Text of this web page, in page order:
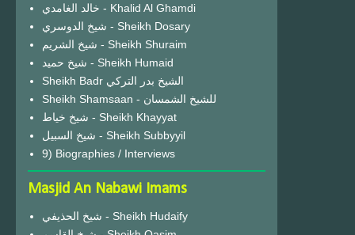
خالد الغامدي - Khalid Al Ghamdi
شيخ الدوسري - Sheikh Dosary
شيخ الشريم - Sheikh Shuraim
شيخ حميد - Sheikh Humaid
Sheikh Badr الشيخ بدر التركي
Sheikh Shamsaan - للشيخ الشمسان
شيخ خياط - Sheikh Khayyat
شيخ السبيل - Sheikh Subbyyil
9) Biographies / Interviews
Masjid An Nabawi Imams
شيخ الحذيفي - Sheikh Hudaify